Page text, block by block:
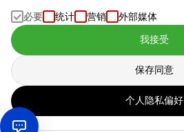
中文
数据的处理遵循我们的
版权 © 2026 SELLERLOGIC。保留所有权利。
必要 统计 营销 外部媒体
我接受
保存同意
个人隐私偏好